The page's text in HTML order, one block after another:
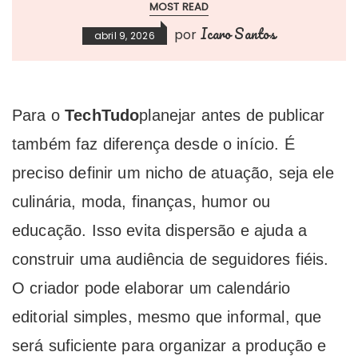
MOST READ
abril 9, 2026 por Icaro Santos
Para oTechTudoplanejar antes de publicar
também faz diferença desde o início. É
preciso definir um nicho de atuação, seja ele
culinária, moda, finanças, humor ou
educação. Isso evita dispersão e ajuda a
construir uma audiência de seguidores fiéis.
O criador pode elaborar um calendário
editorial simples, mesmo que informal, que
será suficiente para organizar a produção e